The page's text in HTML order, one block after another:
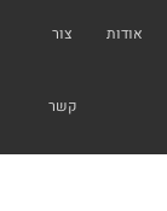
אודות צור
קשר